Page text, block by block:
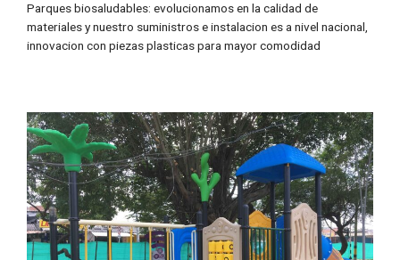
Parques biosaludables: evolucionamos en la calidad de
materiales y nuestro suministros e instalacion es a nivel nacional,
innovacion con piezas plasticas para mayor comodidad